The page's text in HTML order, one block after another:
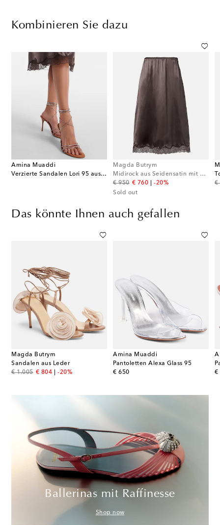
Kombinieren Sie dazu
Amina Muaddi
Verzierte Sandalen Lori 95 aus Veloursleder
Magda Butrym
Midirock aus Seidensatin mit Spitze
€ 950
original price
€ 760
discount price
-20%
Sold out
€
Das könnte Ihnen auch gefallen
Magda Butrym
Sandalen aus Leder
€ 1.005
original price
€ 804
discount price
-20%
Amina Muaddi
Pantoletten Alexa Glass 95
€ 650
original price
€
Ballerinas mit Raffinesse
Shop now